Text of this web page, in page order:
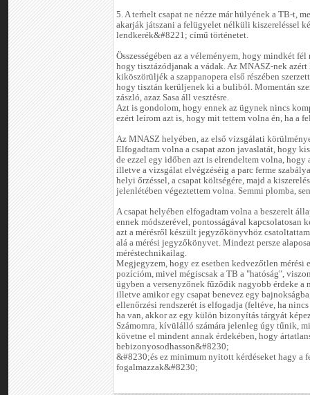
5. A terhelt csapat ne nézze már hülyének a TB-t,
akarják játszani a felügyelet nélküli kiszereléssel
lendkerék&#8221; című történetet.
Összességében az a véleményem, hogy mindkét
hogy tisztázódjanak a vádak. Az MNASZ-nek
kiköszörüljék a szappanopera első részében
hogy tisztán kerüljenek ki a buliból. Momentán
zászló, azaz Sasa áll vesztésre.
Azt is gondolom, hogy ennek az ügynek nincs
ezért leírom azt is, hogy mit tettem volna én, ha a
Az MNASZ helyében, az első vizsgálati
Elfogadtam volna a csapat azon javaslatát, hogy
de ezzel egy időben azt is elrendeltem volna, hogy
illetve a vizsgálat elvégzéséig a parc ferme
helyi őrzéssel, a csapat költségére, majd a
jelenlétében végeztettem volna. Semmi plomba,
A csapat helyében elfogadtam volna a beszerelt
ennek módszerével, pontosságával kapcsolatosan
azt a mérésről készült jegyzőkönyvhöz
alá a mérési jegyzőkönyvet. Mindezt persze
méréstechnikailag.
Megjegyzem, hogy ez esetben kedvezőtlen mérési
pozícióm, mivel mégiscsak a TB a "hatóság",
ügyben a versenyzőnek fűződik nagyobb érdeke a
illetve amikor egy csapat benevez egy
ellenőrzési rendszerét is elfogadja (feltéve, ha
ha van, akkor az egy külön bizonyítás tárgyát
Számomra, kívülálló számára jelenleg úgy tűnik,
követne el mindent annak érdekében, hogy
bebizonyosodhasson&#8230;
&#8230;és ez minimum nyitott kérdéseket hagy a
fogalmazzak&#8230;